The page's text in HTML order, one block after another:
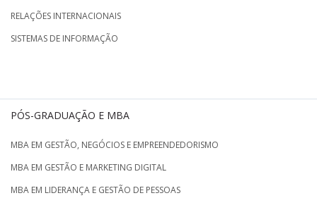
RELAÇÕES INTERNACIONAIS
SISTEMAS DE INFORMAÇÃO
PÓS-GRADUAÇÃO E MBA
MBA EM GESTÃO, NEGÓCIOS E EMPREENDEDORISMO
MBA EM GESTÃO E MARKETING DIGITAL
MBA EM LIDERANÇA E GESTÃO DE PESSOAS